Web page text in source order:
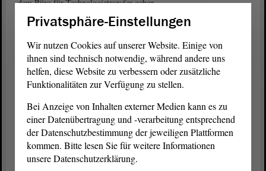
dem Büro für Technologietransfer geben.
Darüber hinaus stehen weitere Gespräche mit Vertreterinnen und
Vertretern von Unternehmen und Nichtregierungsorganisationen zu
grünem Wachstum, alternativer Mobilität oder einer intelligenten
Bürgerbeteiligung an.
An der Reise werden die Ausschussvorsitzende Kathrin Tarricone
(FDP) und die Abgeordneten Elke Simon-Kuch (CDU), Sandra
Hietel-Heuer (CDU), Marco Tullner (CDU), Sven Czekalla (CDU),
Hendrik Lange (DIE LINKE), Kerstin Eisenreich (DIE LINKE),
Juliane Kleemann (SPD), Christian Hecht (AfD), Daniel Roi (AfD),
Jan Scharfenort (AfD) und Wolfgang Aldag (BÜNDNIS 90/DIE
GRÜNEN) teilnehmen. Des Weiteren hat sich der Delegation der
Privatsphäre-Einstellungen
Wir nutzen Cookies auf unserer Website. Einige von
ihnen sind technisch notwendig, während andere uns
helfen, diese Website zu verbessern oder zusätzliche
Funktionalitäten zur Verfügung zu stellen.
Bei Anzeige von Inhalten externer Medien kann es zu
einer Datenübertragung und -verarbeitung entsprechend
der Datenschutzbestimmung der jeweiligen Plattformen
kommen. Bitte lesen Sie für weitere Informationen
unsere Datenschutzerklärung.